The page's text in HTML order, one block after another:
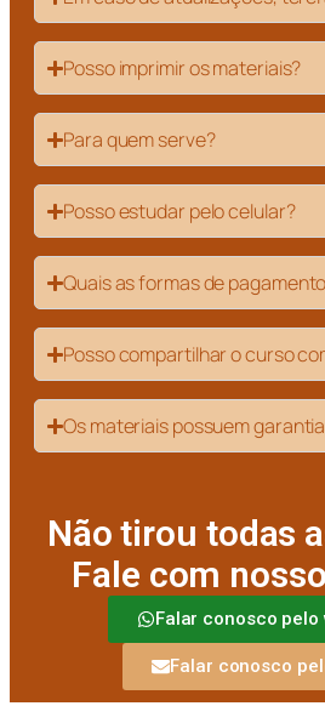
Posso imprimir os materiais?
Para quem serve?
Posso estudar pelo celular?
Quais as formas de
Posso compartilhar o curso
Os materiais possuem
Não tirou todas
Fale com
Falar conosco pelo
Falar conosco